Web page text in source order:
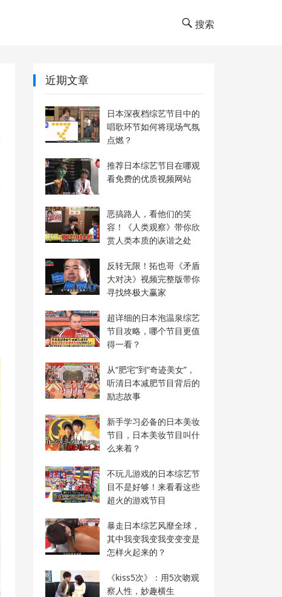
搜索
近期文章
日本深夜档综艺节目中的
唱歌环节如何将现场气氛
点燃？
推荐日本综艺节目在哪观
看免费的优质视频网站
恶搞路人，看他们的笑
容！《人类观察》带你欣
赏人类本质的诙谐之处
反转无限！拓也哥《矛盾
大对决》视频完整版带你
寻找终极大赢家
超详细的日本泡温泉综艺
节目攻略，哪个节目更值
得一看？
从“肥宅”到“奇迹美女”，
听清日本减肥节目背后的
励志故事
新手学习必备的日本美妆
节目，日本美妆节目叫什
么来着？
不玩儿游戏的日本综艺节
目不是好够！来看看这些
超火的游戏节目
暴走日本综艺风靡全球，
其中我变我变我变变变是
怎样火起来的？
《kiss5次》：用5次吻观
察人性，妙趣横生